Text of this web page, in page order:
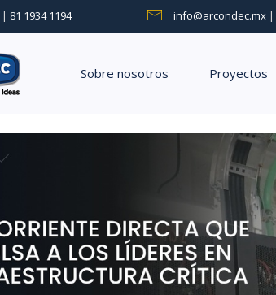
| 81 1934 1194 info@arcondec.mx |
Sobre nosotros Proyectos